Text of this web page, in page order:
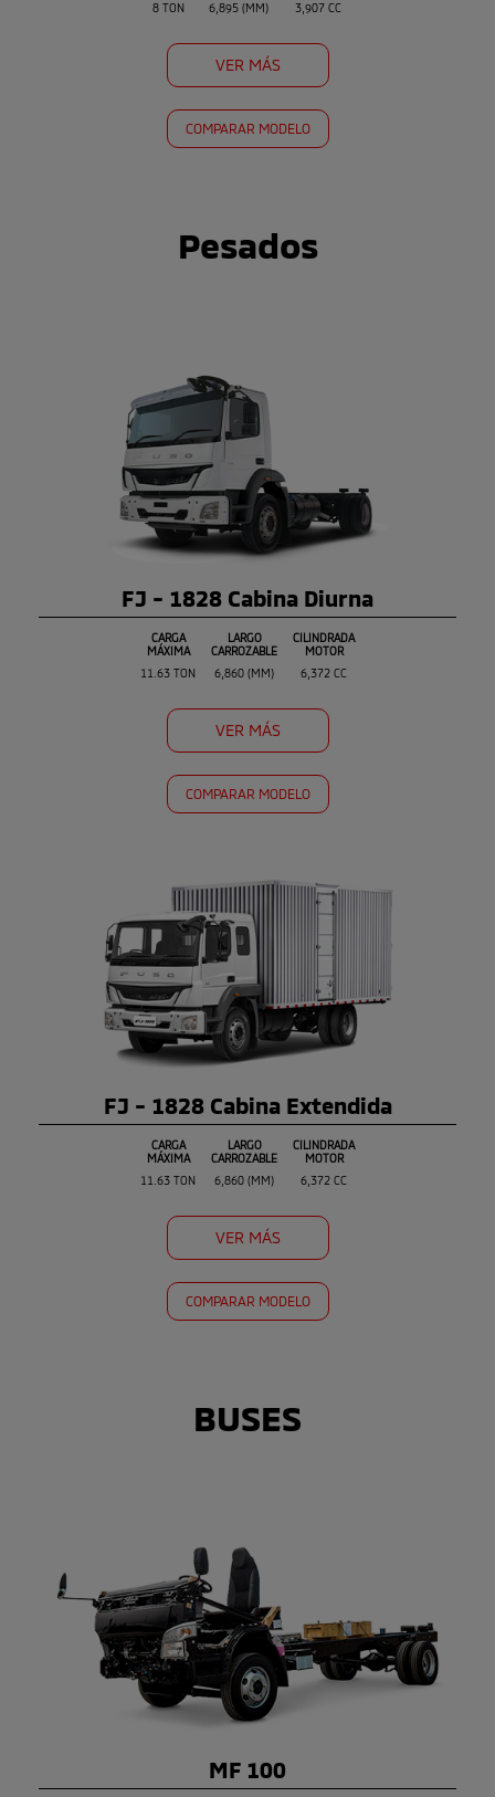
8 TON
6,895 (MM)
3,907 CC
VER MÁS
COMPARAR MODELO
Pesados
FJ - 1828 Cabina Diurna
CARGA
MÁXIMA
11.63 TON
LARGO
CARROZABLE
6,860 (MM)
CILINDRADA
MOTOR
6,372 CC
VER MÁS
COMPARAR MODELO
FJ - 1828 Cabina Extendida
CARGA
MÁXIMA
11.63 TON
LARGO
CARROZABLE
6,860 (MM)
CILINDRADA
MOTOR
6,372 CC
VER MÁS
COMPARAR MODELO
BUSES
MF 100